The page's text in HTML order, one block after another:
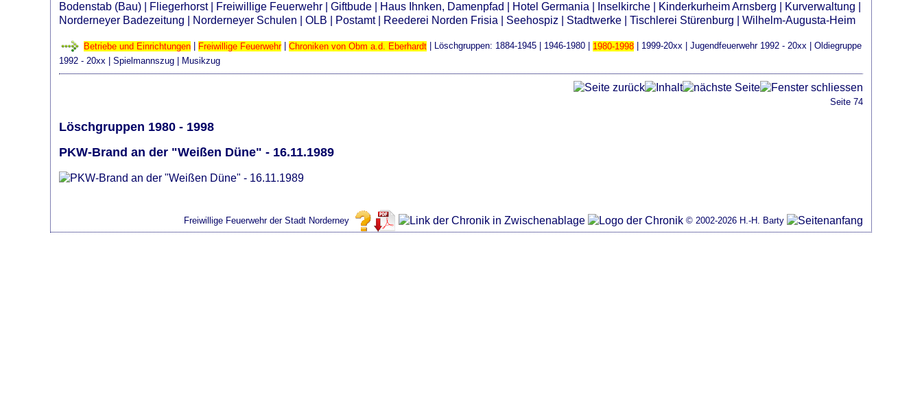
Bodenstab (Bau) Fliegerhorst| Freiwillige Feuerwehr |Giftbude Haus Ihnken, Damenpfad Hotel Germania Inselkirche Kinderkurheim Arnsberg Kurverwaltung
Norderneyer Badezeitung
Norderneyer Schulen |OLB Postamt| Reederei Norden Frisia Seehospiz Stadtwerke |Tischlerei Stürenburg |Wilhelm-Augusta-Heim
Betriebe und Einrichtungen Freiwillige Feuerwehr|Chroniken von Obm a.d. Eberhardt | Löschgruppen: 1884-1945 1946-1980 1980-1998 1999-20xx |Jugendfeuerwehr 1992 - 20xx |Oldiegruppe
1992 - 20xx |Spielmannszug Musikzug
Seite 74
Löschgruppen 1980 - 1998
PKW-Brand an der "Weißen Düne" - 16.11.1989
Freiwillige Feuerwehr der Stadt Norderney © 2002-2026 H.-H. Barty